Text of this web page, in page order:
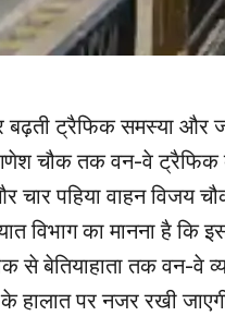
बढ़ती ट्रैफिक समस्या और
चौक तक वन-वे ट्रैफिक
चार पहिया वाहन
विभाग का मानना है
बेतियाहाता तक वन-वे
पर नजर रखी